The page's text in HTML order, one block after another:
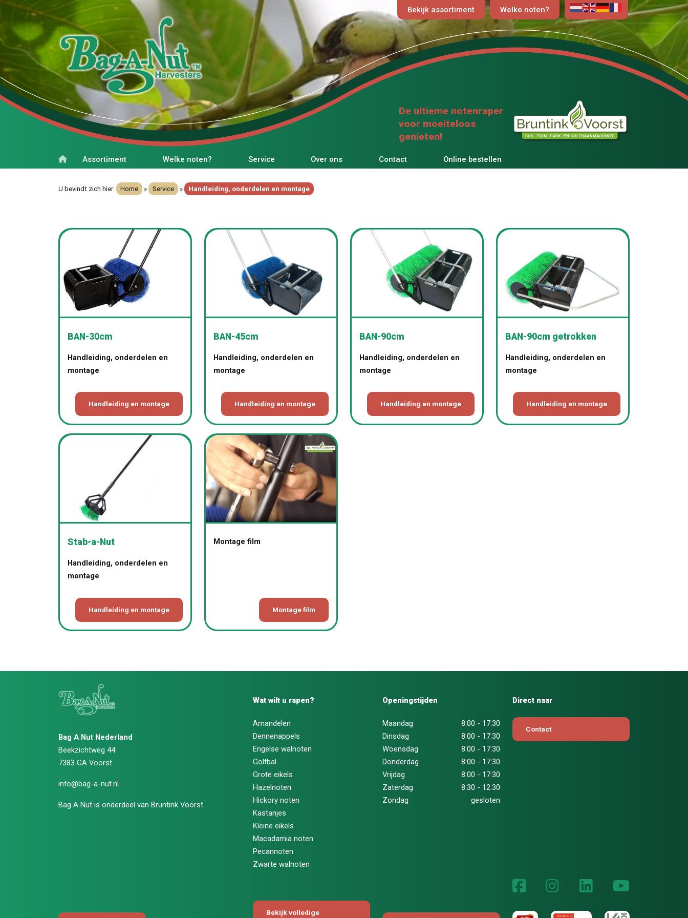
Bekijk assortiment Welke noten?
De ultieme notenraper
voor moeiteloos
genieten!
Assortiment Welke noten? Service Over ons Contact Online bestellen
U bevindt zich hier: Home » Service » Handleiding, onderdelen en montage
BAN-30cm
Handleiding, onderdelen en
montage
Handleiding en montage
BAN-45cm
Handleiding, onderdelen en
montage
Handleiding en montage
BAN-90cm
Handleiding, onderdelen en
montage
Handleiding en montage
BAN-90cm getrokken
Handleiding, onderdelen en
montage
Handleiding en montage
Stab-a-Nut
Handleiding, onderdelen en
montage
Handleiding en montage
Montage film
Montage film
Bag A Nut Nederland
Beekzichtweg 44
7383 GA Voorst
info@bag-a-nut.nl
Bag A Nut is onderdeel van Bruntink Voorst
Wat wilt u rapen?
Amandelen
Dennenappels
Engelse walnoten
Golfbal
Grote eikels
Hazelnoten
Hickory noten
Kastanjes
Kleine eikels
Macadamia noten
Pecannoten
Zwarte walnoten
Bekijk volledige
Openingstijden
Maandag
8:00 - 17:30
Dinsdag
8:00 - 17:30
Woensdag
8:00 - 17:30
Donderdag
8:00 - 17:30
Vrijdag
8:00 - 17:30
Zaterdag
8:30 - 12:30
Zondag
gesloten
Direct naar
Contact